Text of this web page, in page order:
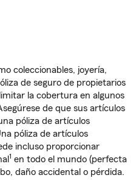
coleccionables, joyería,
de seguro de propietarios
la cobertura en algunos
de que sus artículos
póliza de artículos
póliza de artículos
incluso proporcionar
1 en todo el mundo (perfecta
daño accidental o pérdida.